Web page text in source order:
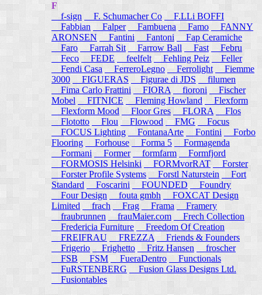
F
f-sign
F. Schumacher Co
F.LLi BOFFI
Fabbian
Falper Fambuena Famo
FANNY
ARONSEN
Fantini Fantoni
Fap Ceramiche
Faro
Farrah Sit Farrow Ball Fast
Febru
Feco
FEDE feelfelt Fehling Peiz
Feller
Fendi Casa
FerreroLegno Ferrolight
Fiemme
3000
FIGUERAS Figurae di JDS
filumen
Fima Carlo Frattini
FIORA fioroni
Fischer
Mobel
FITNICE Fleming Howland
Flexform
Flexform Mood
Floor Gres FLORA
Flos
Flototto
Flou Flowood FMG
Focus
FOCUS Lighting
FontanaArte Fontini
Forbo
Flooring
Forhouse Forma 5
Formagenda
Formani
Former formfarm
Formfjord
FORMOSIS Helsinki
FORMvorRAT
Forster
Forster Profile Systems
Forstl Naturstein
Fort
Standard
Foscarini FOUNDED
Foundry
Four Design
fouta gmbh
FOXCAT Design
Limited
frach Frag Frama
Framery
fraubrunnen
frauMaier.com
Frech Collection
Fredericia Furniture
Freedom Of Creation
FREIFRAU
FREZZA
Friends & Founders
Frigerio
Frighetto Fritz Hansen
froscher
FSB
FSM FueraDentro
Functionals
FuRSTENBERG
Fusion Glass Designs Ltd.
Fusiontables